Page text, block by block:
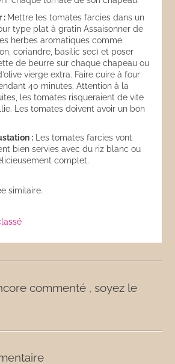
: Mettre les tomates farcies dans un
type plat à gratin Assaisonner de
herbes aromatiques comme
coriandre, basilic sec) et poser
de beurre sur chaque chapeau ou
vierge extra. Faire cuire à four
40 minutes. Attention à la
les tomates risqueraient de vite
Les tomates doivent avoir un bon
: Les tomates farcies vont
bien servies avec du riz blanc ou
complet.
similaire.
commenté , soyez le